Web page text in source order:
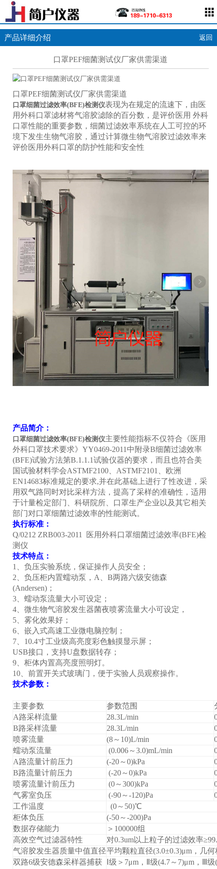
产品详细介绍 返回
口罩PEF细菌测试仪厂家供需渠道
口罩PEF细菌测试仪厂家供需渠道
口罩细菌过滤效率(BFE)检测仪表现为在规定的流速下，由医
用外科口罩滤材将气溶胶滤除的百分数，是评价医用 外科
口罩性能的重要参数，细菌过滤效率系统在人工可控的环
境下发生生物气溶胶，通过计算微生物气溶胶过滤效率来
评价医用外科口罩的防护性能和安全性
产品简介：
口罩细菌过滤效率(BFE)检测仪主要性能指标不仅符合《医用
外科口罩技术要求》YY0469-2011中附录B细菌过滤效率
(BFE)试验方法第B.1.1.1试验仪器的要求，而且也符合美
国试验材料学会ASTMF2100、ASTMF2101、欧洲
EN14683标准规定的要求,并在此基础上进行了性改进，采
用双气路同时对比采样方法，提高了采样的准确性，适用
于计量检定部门、科研院所、口罩生产企业以及其它相关
部门对口罩细菌过滤效率的性能测试。
执行标准：
Q/0212 ZRB003-2011 医用外科口罩细菌过滤效率(BFE)检
测仪
技术特点：
1、负压实验系统，保证操作人员安全；
2、负压柜内置蠕动泵，A、B两路六级安德森
(Andersen)；
3、蠕动泵流量大小可设定；
4、微生物气溶胶发生器菌夜喷雾流量大小可设定，
5、雾化效果好；
6、嵌入式高速工业微电脑控制；
7、10.4寸工业级高亮度彩色触摸显示屏；
USB接口，支持U盘数据转存；
9、柜体内置高亮度照明灯。
10、前置开关式玻璃门，便于实验人员观察操作。
技术参数：
主要参数 参数范围
A路采样流量
28.3L/min
B路采样流量
28.3L/min
喷雾流量
(8～10)L/min
蠕动泵流量
(0.006～3.0)mL/min
A路流量计前压力
(-20～0)kPa
B路流量计前压力
(-20～0)kPa
喷雾流量计前压力
(0～300)kPa
气雾室负压
(-90～-120)Pa
工作温度
(0～50)℃
柜体负压
(-50～-200)Pa
数据存储能力
＞100000组
高效空气过滤器特性
对0.3um以上粒子的过滤效率
气溶胶发生器质量中值直径平均颗粒直径(3.0±0.3)μm，几
双路6级安德森采样器捕获
Ⅰ级＞7μm，Ⅱ级(4.7～7)μm，Ⅲ